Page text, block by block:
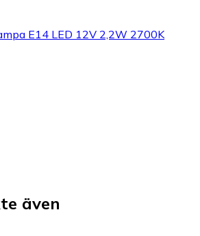
E14 LED 12V 2,2W 2700K
även